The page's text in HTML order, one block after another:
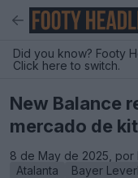
Did you know? Footy
Click here to switch.
New Balance
mercado de
8 de May de 2025, por
Atalanta
Bayer